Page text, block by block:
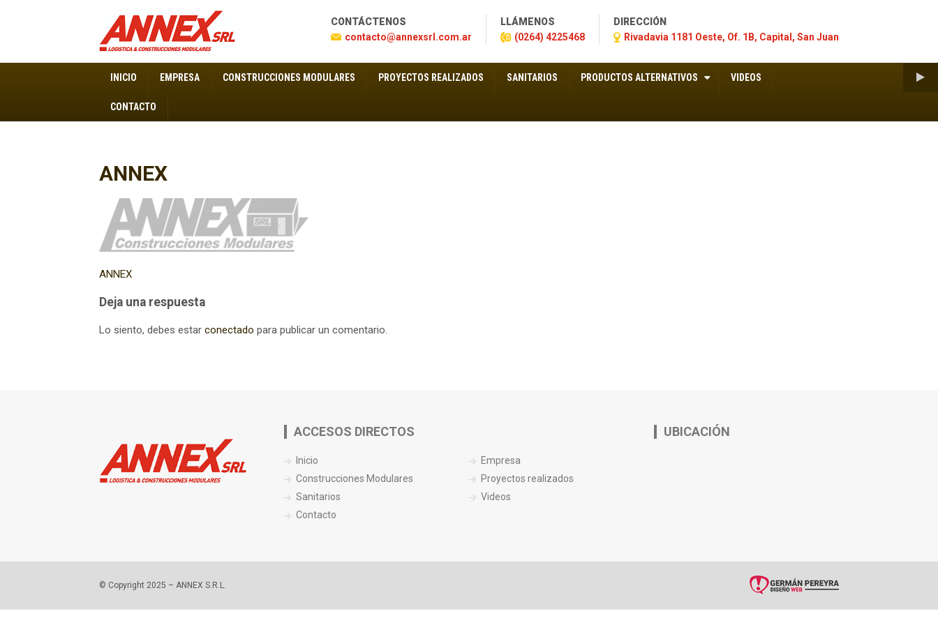
ANNEX S.R.L. – Construcciones Modulares
CONTÁCTENOS
contacto@annexsrl.com.ar
LLÁMENOS
(0264) 4225468
DIRECCIÓN
Rivadavia 1181 Oeste, Of. 1B, Capital, San Juan
INICIO EMPRESA CONSTRUCCIONES MODULARES PROYECTOS REALIZADOS SANITARIOS PRODUCTOS ALTERNATIVOS VIDEOS
CONTACTO
ANNEX
Navegación
de
ANNEX
Deja una respuesta
Lo siento, debes estar conectado para publicar un comentario.
ACCESOS DIRECTOS
Inicio
Empresa
Construcciones Modulares
Proyectos realizados
Sanitarios
Videos
Contacto
UBICACIÓN
© Copyright 2025 – ANNEX S.R.L.